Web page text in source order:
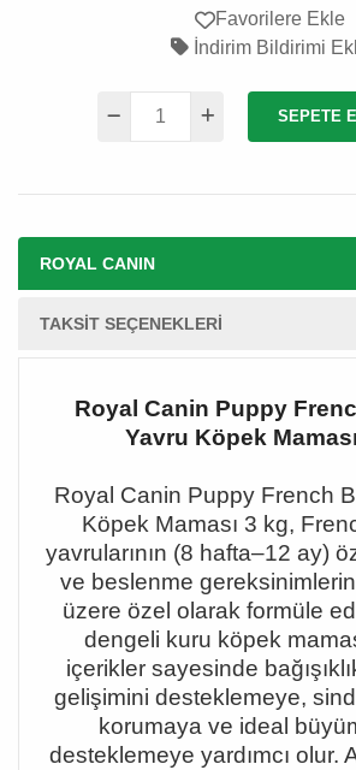
Favorilere Ekle
İndirim Bildirimi
SEPETE
ROYAL CANIN
TAKSIT SEÇENEKLERI
Royal Canin Puppy
Yavru Köpek
Royal Canin Puppy French
Köpek Maması 3 kg,
yavrularının (8 hafta–12 ay)
ve beslenme
üzere özel olarak formüle
dengeli kuru köpek
içerikler sayesinde
gelişimini desteklemeye,
korumaya ve ideal
desteklemeye yardımcı olur.